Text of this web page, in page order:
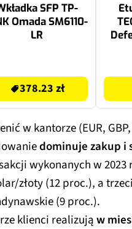
SFP TP-
Omada SM6110-
LR
378.23 zł
w kantorze (EUR, GBP,
dominuje zakup i
wykonanych w 2023
złoty (12 proc.), a
(9 proc.).
klienci realizująw